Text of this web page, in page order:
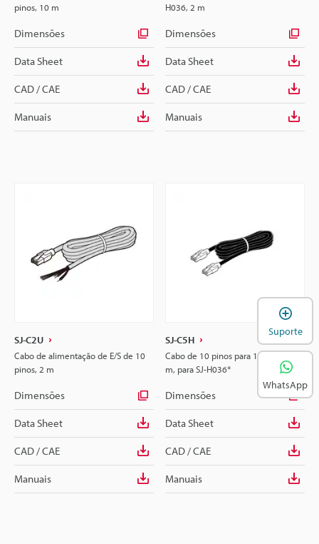
pinos, 10 m
Dimensões
Data Sheet
CAD / CAE
Manuais
H036, 2 m
Dimensões
Data Sheet
CAD / CAE
Manuais
SJ-C2U
Cabo de alimentação de E/S de 10
pinos, 2 m
Dimensões
Data Sheet
CAD / CAE
Manuais
SJ-C5H
Cabo de 10 pinos para 10 pinos, 5
m, para SJ-H036*
Dimensões
Data Sheet
CAD / CAE
Manuais
Suporte
WhatsApp